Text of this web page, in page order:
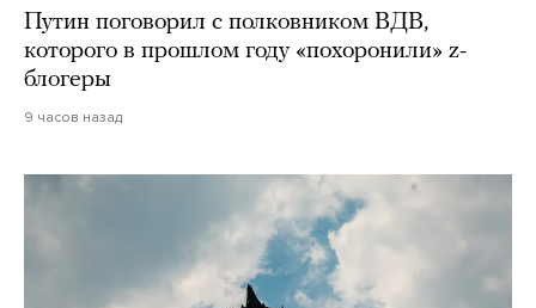
Путин поговорил с полковником ВДВ,
которого в прошлом году «похоронили» z-
блогеры
9 часов назад